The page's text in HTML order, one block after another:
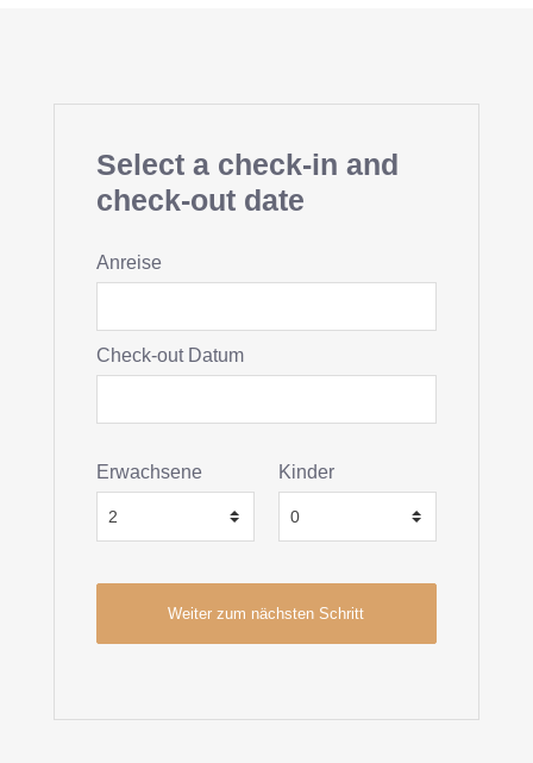
Select a check-in and
check-out date
Anreise
Check-out Datum
Erwachsene Kinder